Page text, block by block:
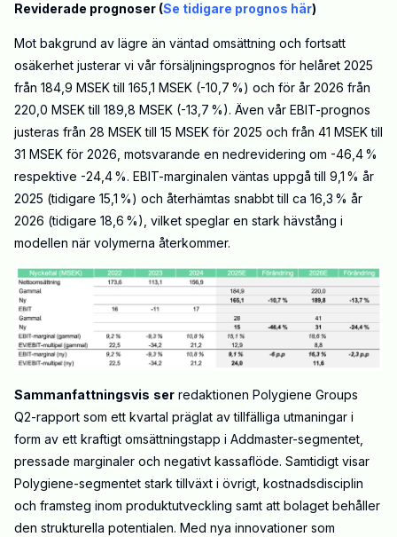
Reviderade prognoser (Se tidigare prognos här)
Mot bakgrund av lägre än väntad omsättning och fortsatt
osäkerhet justerar vi vår försäljningsprognos för helåret 2025
från 184,9 MSEK till 165,1 MSEK (-10,7 %) och för år 2026 från
220,0 MSEK till 189,8 MSEK (-13,7 %). Även vår EBIT-prognos
justeras från 28 MSEK till 15 MSEK för 2025 och från 41 MSEK till
31 MSEK för 2026, motsvarande en nedrevidering om -46,4 %
respektive -24,4 %. EBIT-marginalen väntas uppgå till 9,1 % år
2025 (tidigare 15,1 %) och återhämtas snabbt till ca 16,3 % år
2026 (tidigare 18,6 %), vilket speglar en stark hävstång i
modellen när volymerna återkommer.
Sammanfattningsvis ser redaktionen Polygiene Groups
Q2-rapport som ett kvartal präglat av tillfälliga utmaningar i
form av ett kraftigt omsättningstapp i Addmaster-segmentet,
pressade marginaler och negativt kassaflöde. Samtidigt visar
Polygiene-segmentet stark tillväxt i övrigt, kostnadsdisciplin
och framsteg inom produktutveckling samt att bolaget behåller
den strukturella potentialen. Med nya innovationer som